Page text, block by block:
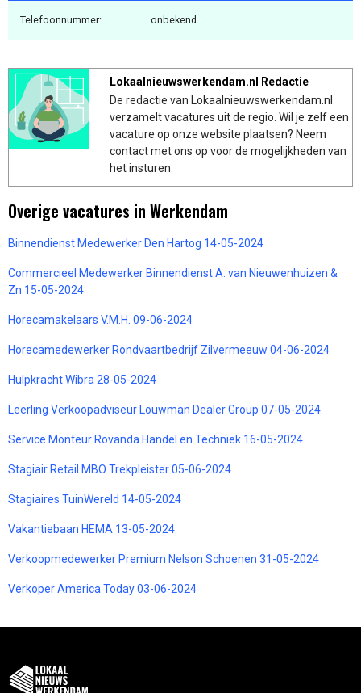
Telefoonnummer: onbekend
Lokaalnieuwswerkendam.nl Redactie
De redactie van Lokaalnieuwswerkendam.nl
verzamelt vacatures uit de regio. Wil je zelf een
vacature op onze website plaatsen? Neem
contact met ons op voor de mogelijkheden van
het insturen.
Overige vacatures in Werkendam
Binnendienst Medewerker Den Hartog 14-05-2024
Commercieel Medewerker Binnendienst A. van Nieuwenhuizen &
Zn 15-05-2024
Horecamakelaars V.M.H. 09-06-2024
Horecamedewerker Rondvaartbedrijf Zilvermeeuw 04-06-2024
Hulpkracht Wibra 28-05-2024
Leerling Verkoopadviseur Louwman Dealer Group 07-05-2024
Service Monteur Rovanda Handel en Techniek 16-05-2024
Stagiair Retail MBO Trekpleister 05-06-2024
Stagiaires TuinWereld 14-05-2024
Vakantiebaan HEMA 13-05-2024
Verkoopmedewerker Premium Nelson Schoenen 31-05-2024
Verkoper America Today 03-06-2024